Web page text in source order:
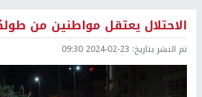
الاحتلال يعتقل مواطنين من
تم النشر بتاريخ: 2024-02-23 09:30